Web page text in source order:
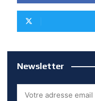
Newsletter